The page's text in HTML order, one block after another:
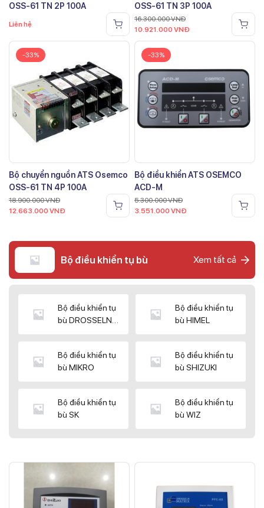
OSS-61 TN 2P 100A
Liên hệ
OSS-61 TN 3P 100A
16.300.000VNĐ
10.921.000 VNĐ
-33%
Bộ chuyển nguồn ATS Osemco
OSS-61 TN 4P 100A
18.900.000VNĐ
12.663.000 VNĐ
-33%
Bộ điều khiển ATS OSEMCO
ACD-M
5.300.000VNĐ
3.551.000 VNĐ
Bộ điều khiển tụ bù Xem tất cả
Bộ điều khiển tụ
bù DROSSELN
Bộ điều khiển tụ
bù HIMEL
Bộ điều khiển tụ
bù MIKRO
Bộ điều khiển tụ
bù SHIZUKI
Bộ điều khiển tụ
bù SK
Bộ điều khiển tụ
bù WIZ